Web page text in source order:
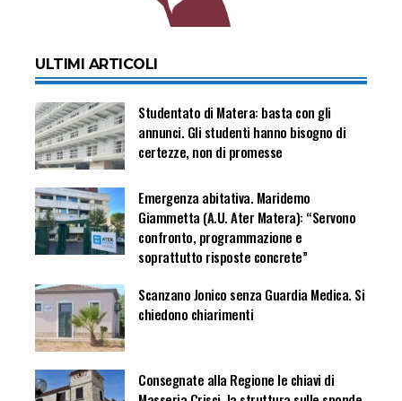
ULTIMI ARTICOLI
Studentato di Matera: basta con gli
annunci. Gli studenti hanno bisogno di
certezze, non di promesse
Emergenza abitativa. Maridemo
Giammetta (A.U. Ater Matera): “Servono
confronto, programmazione e
soprattutto risposte concrete”
Scanzano Jonico senza Guardia Medica. Si
chiedono chiarimenti
Consegnate alla Regione le chiavi di